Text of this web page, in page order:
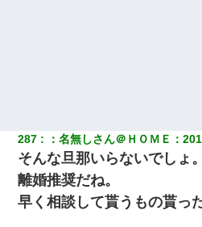
287 ：名無しさん＠ＨＯＭＥ ：
そんな旦那いらないでしょ。
離婚推奨だね。
早く相談して貰うもの貰っ